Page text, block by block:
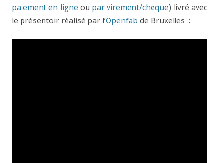
paiement en ligne ou par virement/cheque) livré avec
le présentoir réalisé par l’Openfab de Bruxelles :